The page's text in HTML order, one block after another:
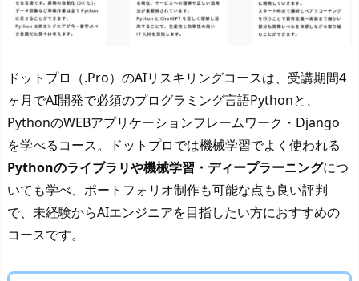
ドットプロ（.Pro）のAIリスキリングコースは、受講期間4
ヶ月でAI開発で必須のプログラミング言語Pythonと、
PythonのWEBアプリケーションフレームワーク・Django
を学べるコース。ドットプロでは機械学習でよく使われる
Pythonのライブラリや機械学習・ディープラーニングにつ
いても学べ、ポートフォリオ制作も可能な点も良い評判
で、未経験からAIエンジニアを目指したい方におすすめの
コースです。